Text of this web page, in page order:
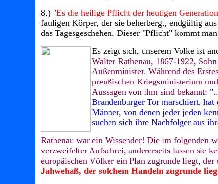
8.) "Es die heilige Pflicht der heutigen
fauligen Körper, der sie beherbergt, endgültig
das Tagesgeschehen. Dieser "Pflicht" kommt
Es zeigt sich, unserem Volke ist
Walter Rathenau, 1867-1922,
Außenminister. Während des
preußischen Kriegsministerium
Aussagen von ihm sind bekannt:
Brandenburger Tor marschiert,
Männer, von denen jeder jeden
suchen sich ihre Nachfolger aus
Rathenau war ein Wissender! Die im folgenden
verzweifelter Aufschrei, andererseits lassen sie
europäischen Völker ein Plan zugrunde liegt,
Jahwehaß, der solchem Handeln zugrunde